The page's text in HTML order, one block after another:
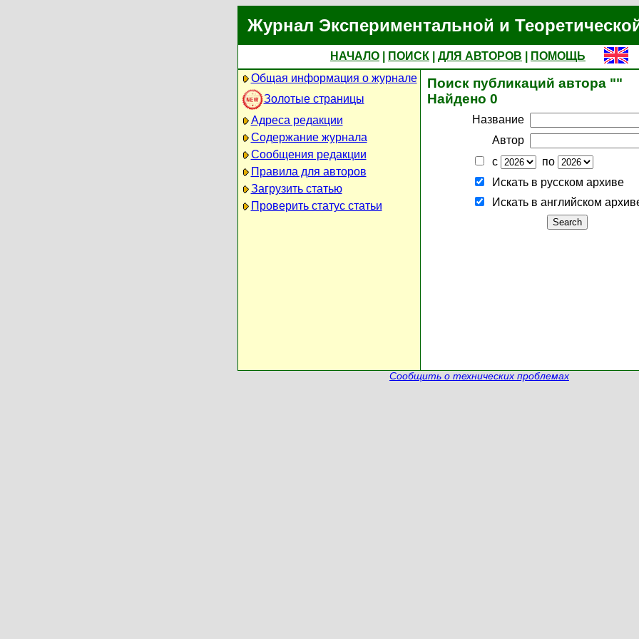
Журнал Экспериментальной и
НАЧАЛО ПОИСК ДЛЯ АВТОРОВ
ПОМОЩЬ
Общая информация о журнале
Золотые страницы
Адреса редакции
Содержание журнала
Сообщения редакции
Правила для авторов
Загрузить статью
Проверить статус статьи
Поиск публикаций автора ""
Найдено 0
Название
Автор
с
по
Искать в русском архиве
Искать в английском
Сообщить о технических проблемах